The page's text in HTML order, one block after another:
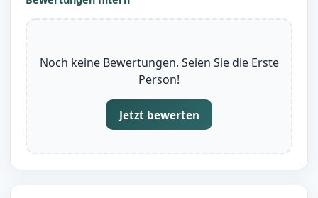
Noch keine Bewertungen. Seien Sie die Erste
Person!
Jetzt bewerten